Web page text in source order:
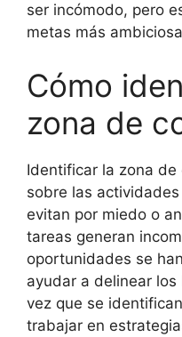
ser incómodo, pero
metas más
Cómo
zona de
Identificar la zona
sobre las
evitan por miedo o
tareas generan
oportunidades se
ayudar a delinear
vez que se
trabajar en